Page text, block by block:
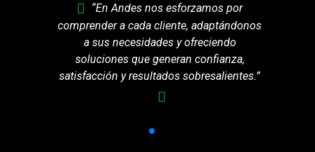
“En Andes nos esforzamos por
comprender a cada cliente, adaptándonos
a sus necesidades y ofreciendo
soluciones que generan confianza,
satisfacción y resultados sobresalientes.”